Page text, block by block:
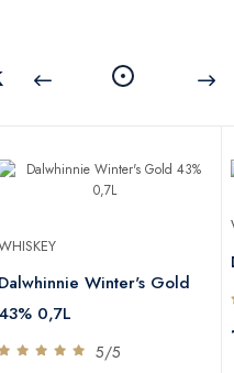
Dalwhinnie Winter's Gold
43% 0,7L
5/5